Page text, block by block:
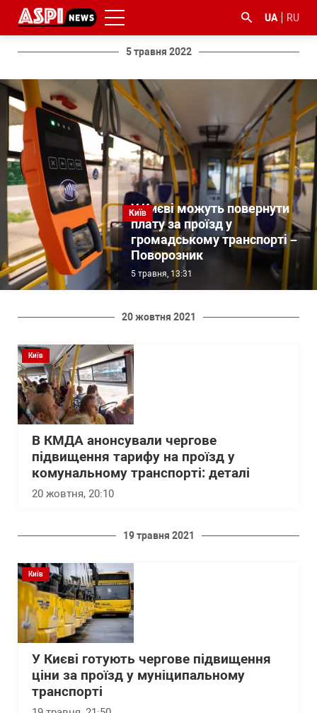
UA RU
5 травня 2022
Київ
У Києві можуть повернути
плату за проїзд у
громадському транспорті –
Поворозник
5 травня, 13:31
20 жовтня 2021
Київ
В КМДА анонсували чергове
підвищення тарифу на проїзд у
комунальному транспорті: деталі
20 жовтня, 20:10
19 травня 2021
Київ
У Києві готують чергове підвищення
ціни за проїзд у муніципальному
транспорті
#ООС
#боротьба
з
корупцією
#ДФС #Київ #коронавірус